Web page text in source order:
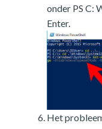
onder PS C:
Enter.
Het